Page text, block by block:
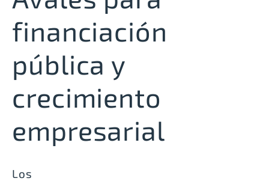
financiación
pública y
crecimiento
empresarial
Los